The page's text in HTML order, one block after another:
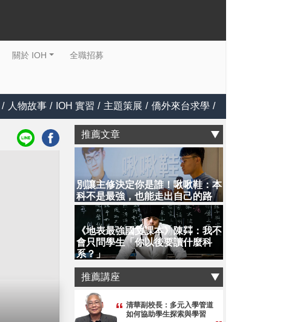
關於 IOH 全職招募
/ 人物故事 / IOH 實習 / 主題策展 / 僑外來台求學 /
推薦文章
別讓主修決定你是誰！啾啾鞋：本
科不是最強，也能走出自己的路
《地表最強國文課本》陳茻：我不
會只問學生「你以後要讀什麼科
系？」
推薦講座
清華副校長：多元入學管道
如何協助學生探索與學習